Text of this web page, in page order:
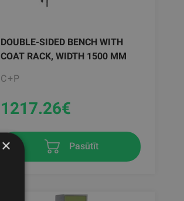
DOUBLE-SIDED BENCH WITH
COAT RACK, WIDTH 1500 MM
C+P
1217.26€
Pasūtīt
×